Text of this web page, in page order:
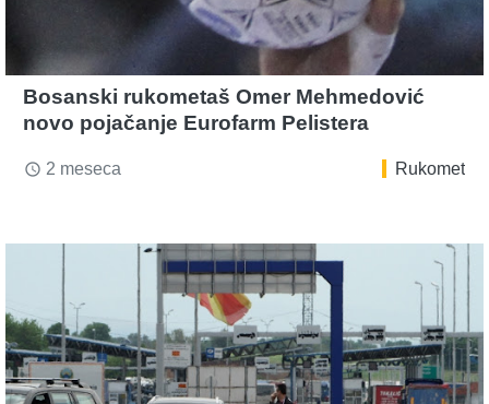
Bosanski rukometaš Omer Mehmedović
novo pojačanje Eurofarm Pelistera
access_time 2 meseca Rukomet